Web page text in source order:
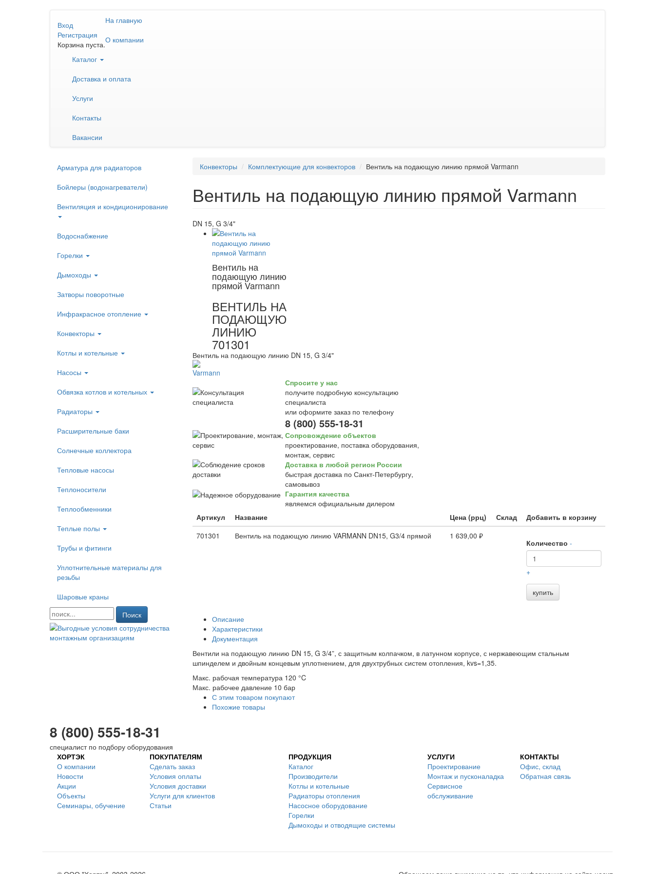
Вход
Регистрация
Корзина пуста.
На главную
О компании
Каталог
Доставка и оплата
Услуги
Контакты
Вакансии
Арматура для радиаторов
Бойлеры (водонагреватели)
Вентиляция и кондиционирование
Водоснабжение
Горелки
Дымоходы
Затворы поворотные
Инфракрасное отопление
Конвекторы
Котлы и котельные
Насосы
Обвязка котлов и котельных
Радиаторы
Расширительные баки
Солнечные коллектора
Тепловые насосы
Теплоносители
Теплообменники
Теплые полы
Трубы и фитинги
Уплотнительные материалы для
резьбы
Шаровые краны
Поиск
Конвекторы Комплектующие для конвекторов Вентиль на подающую линию прямой Varmann
Вентиль на подающую линию прямой Varmann
DN 15, G 3/4"
Вентиль на
подающую линию
прямой Varmann
ВЕНТИЛЬ НА
ПОДАЮЩУЮ
ЛИНИЮ
701301
Вентиль на подающую линию DN 15, G 3/4"
Спросите у нас
получите подробную консультацию
специалиста
или оформите заказ по телефону
8 (800) 555-18-31
Сопровождение объектов
проектирование, поставка оборудования,
монтаж, сервис
Доставка в любой регион России
быстрая доставка по Санкт-Петербургу,
самовывоз
Гарантия качества
являемся официальным дилером
Артикул
Название Цена (ррц) Склад
Добавить в корзину
701301
Вентиль на подающую линию VARMANN DN15, G3/4 прямой 1 639,00 ₽
Количество -
+
купить
Описание
Характеристики
Документация
Вентили на подающую линию DN 15, G 3/4”, с защитным колпачком, в латунном корпусе, с нержавеющим стальным
шпинделем и двойным концевым уплотнением, для двухтрубных систем отопления, kvs=1,35.
Макс. рабочая температура 120 °C
Макс. рабочее давление 10 бар
С этим товаром покупают
Похожие товары
8 (800) 555-18-31
специалист по подбору оборудования
ХОРТЭК
О компании
Новости
Акции
Объекты
Семинары, обучение
ПОКУПАТЕЛЯМ
Сделать заказ
Условия оплаты
Условия доставки
Услуги для клиентов
Статьи
ПРОДУКЦИЯ
Каталог
Производители
Котлы и котельные
Радиаторы отопления
Насосное оборудование
Горелки
Дымоходы и отводящие системы
УСЛУГИ
Проектирование
Монтаж и пусконаладка
Сервисное
обслуживание
КОНТАКТЫ
Офис, склад
Обратная связь